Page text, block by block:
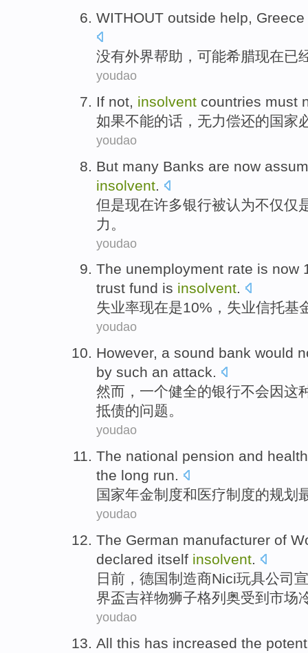
WITHOUT outside help, Greece
没有外界帮助 ， 可能希腊现在已
youdao
If not, insolvent countries must
如果不能的话， 无力偿还的国家
youdao
But many Banks are now
insolvent
但是现在许多银行被认为不仅仅
力 。
youdao
The unemployment rate is now
trust fund is insolvent.
失业率现在是10%， 失业信托基
youdao
However, a sound bank would
by such an attack.
然而 ， 一个健全的银行不会因这
抵债的问题。
youdao
The national pension and health
the long run.
国家年金制度和 医疗制度的规划
youdao
The German manufacturer of
declared itself insolvent.
日前， 德国制造商Nici玩具公司
界盃吉祥物狮子格列奥受到市场
youdao
All this has increased the